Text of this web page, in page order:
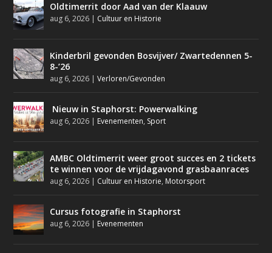
Oldtimerrit door Aad van der Klaauw
aug 6, 2026 | Cultuur en Historie
Kinderbril gevonden Bosvijver/ Zwartedennen 5-
8-’26
aug 6, 2026 |Verloren/Gevonden
Nieuw in Staphorst: Powerwalking
aug 6, 2026 | Evenementen, Sport
AMBC Oldtimerrit weer groot succes en 2 tickets
te winnen voor de vrijdagavond grasbaanraces
aug 6, 2026 | Cultuur en Historie, Motorsport
Cursus fotografie in Staphorst
aug 6, 2026 | Evenementen